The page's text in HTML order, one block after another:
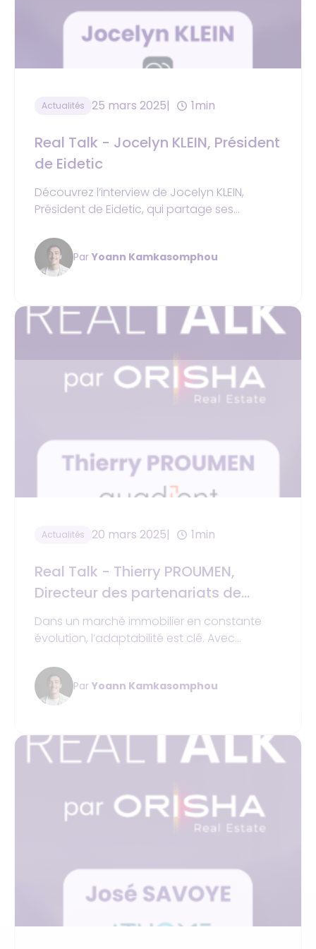
Actualités 25 mars 2025 1min
Real Talk - Jocelyn KLEIN, Président
de Eidetic
Découvrez l’interview de Jocelyn KLEIN,
Président de Eidetic, qui partage ses
immobilier.
Par Yoann Kamkasomphou
Actualités 20 mars 2025 1min
Real Talk - Thierry PROUMEN,
Directeur des partenariats de
Quadient
Dans un marché immobilier en constante
évolution, l’adaptabilité est clé. Avec
outils sur mesure pour répondre aux besoins
spécifiques de nos clients. Cette
collaboration est un véritable atout pour
secteur.
Par Yoann Kamkasomphou